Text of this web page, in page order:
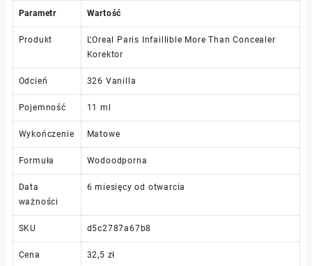
Parametr Wartość
Produkt
L’Oreal Paris Infaillible More Than Concealer
Korektor
Odcień 326 Vanilla
Pojemność 11 ml
Wykończenie Matowe
Formuła Wodoodporna
Data
ważności
6 miesięcy od otwarcia
SKU d5c2787a67b8
Cena 32,5 zł